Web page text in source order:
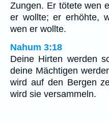
Zungen. Er tötete wen
er wollte; er erhöhte,
wen er wollte.
Nahum 3:18
Deine Hirten werden
deine Mächtigen
wird auf den Bergen
wird sie versammeln.